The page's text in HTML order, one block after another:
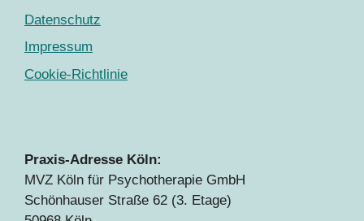
Datenschutz
Impressum
Cookie-Richtlinie
Praxis-Adresse Köln:
MVZ Köln für Psychotherapie GmbH
Schönhauser Straße 62 (3. Etage)